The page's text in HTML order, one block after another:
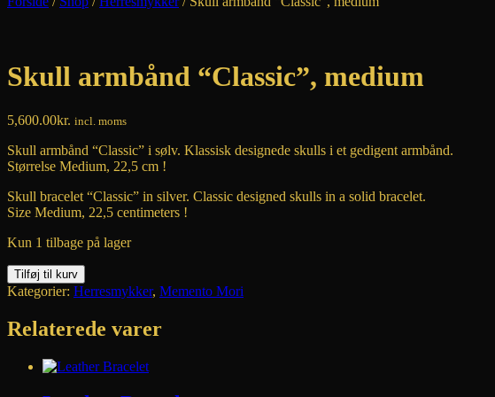
Skull armbånd “Classic”, medium
5,600.00kr. incl. moms
Skull armbånd “Classic” i sølv. Klassisk designede skulls i et gedigent armbånd.
Størrelse Medium, 22,5 cm !
Skull bracelet “Classic” in silver. Classic designed skulls in a solid bracelet.
Size Medium, 22,5 centimeters !
Kun 1 tilbage på lager
Skull
armbånd
"Classic",
medium
antal
Tilføj til kurv
Kategorier: Herresmykker, Memento Mori
Relaterede varer